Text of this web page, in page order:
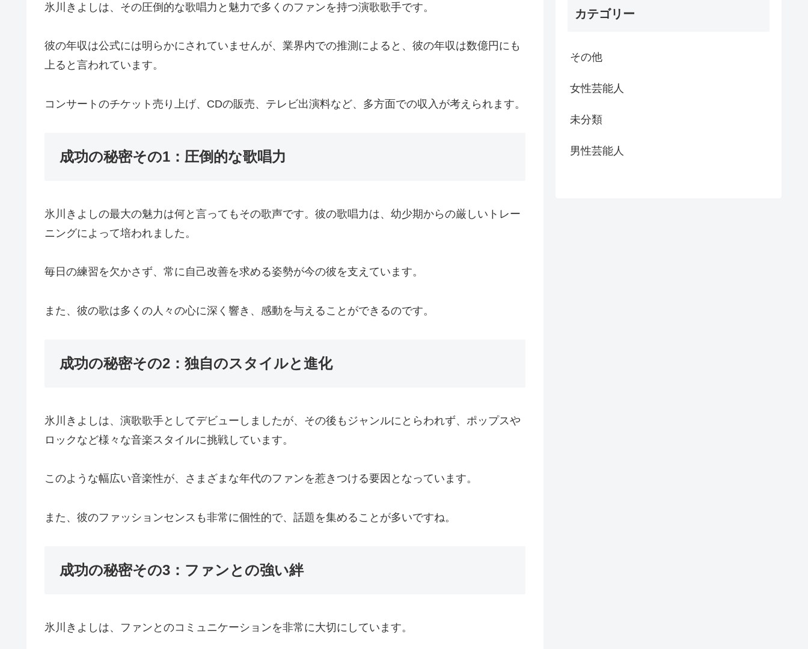
氷川きよしは、その圧倒的な歌唱力と魅力で多くのファンを持つ演歌歌手です。
彼の年収は公式には明らかにされていませんが、業界内での推測によると、彼の年収は数億円にも
上ると言われています。
コンサートのチケット売り上げ、CDの販売、テレビ出演料など、多方面での収入が考えられます。
成功の秘密その1：圧倒的な歌唱力
氷川きよしの最大の魅力は何と言ってもその歌声です。彼の歌唱力は、幼少期からの厳しいトレー
ニングによって培われました。
毎日の練習を欠かさず、常に自己改善を求める姿勢が今の彼を支えています。
また、彼の歌は多くの人々の心に深く響き、感動を与えることができるのです。
成功の秘密その2：独自のスタイルと進化
氷川きよしは、演歌歌手としてデビューしましたが、その後もジャンルにとらわれず、ポップスや
ロックなど様々な音楽スタイルに挑戦しています。
このような幅広い音楽性が、さまざまな年代のファンを惹きつける要因となっています。
また、彼のファッションセンスも非常に個性的で、話題を集めることが多いですね。
成功の秘密その3：ファンとの強い絆
氷川きよしは、ファンとのコミュニケーションを非常に大切にしています。
カテゴリー
その他
女性芸能人
未分類
男性芸能人